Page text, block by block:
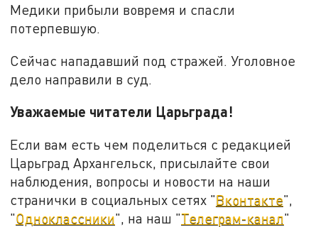
Медики прибыли вовремя и спасли
потерпевшую.
Сейчас нападавший под стражей. Уголовное
дело направили в суд.
Уважаемые читатели Царьграда!
Если вам есть чем поделиться с редакцией
Царьград Архангельск, присылайте свои
наблюдения, вопросы и новости на наши
странички в социальных сетях "Вконтакте",
"Одноклассники", на наш "Телеграм-канал"